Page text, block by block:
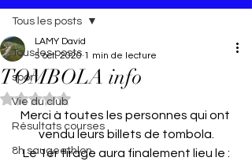
Tous les posts
sport
Vie du club
Résultats courses
8h saugeathlon
Tous les posts
TOMBOLA info
LAMY David
5 oct. 2020 1 min de lecture
Noté NaN étoiles sur 5.
Merci à toutes les personnes qui ont
vendu leurs billets de tombola.
Le 1er tirage aura finalement lieu le :